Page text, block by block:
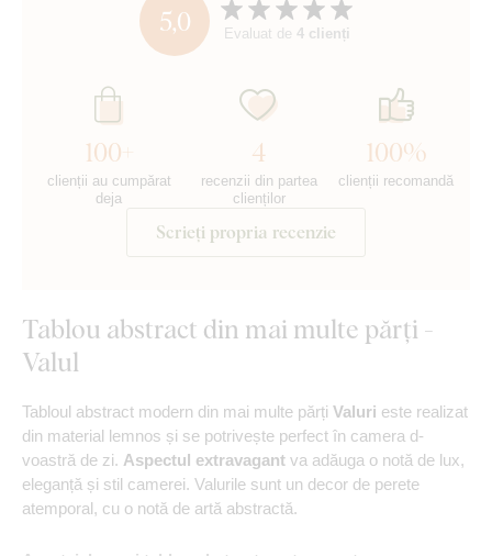
5,0 Evaluat de 4 clienți
100+
clienții au cumpărat
deja
4
recenzii din partea
clienților
100%
clienții recomandă
Scrieți propria recenzie
Tablou abstract din mai multe părți -
Valul
Tabloul abstract modern din mai multe părți Valuri este realizat
din material lemnos și se potrivește perfect în camera d-
voastră de zi. Aspectul extravagant va adăuga o notă de lux,
eleganță și stil camerei. Valurile sunt un decor de perete
atemporal, cu o notă de artă abstractă.